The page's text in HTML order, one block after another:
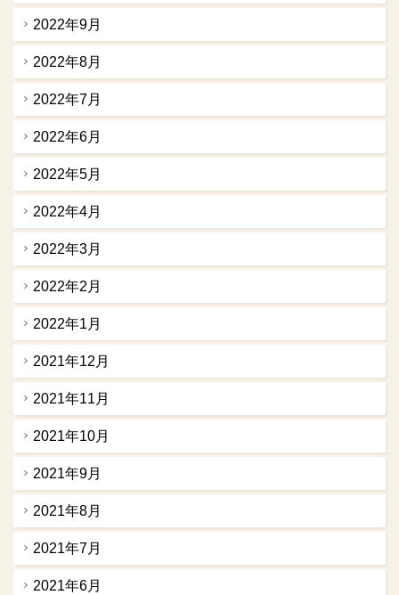
2022年9月
2022年8月
2022年7月
2022年6月
2022年5月
2022年4月
2022年3月
2022年2月
2022年1月
2021年12月
2021年11月
2021年10月
2021年9月
2021年8月
2021年7月
2021年6月